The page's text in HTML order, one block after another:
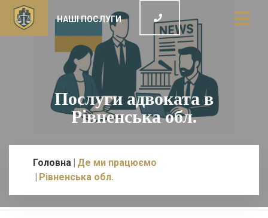
НАШІ ПОСЛУГИ
Послуги адвоката в
Рівненська обл.
Головна Де ми працюємо
Рівненська обл.